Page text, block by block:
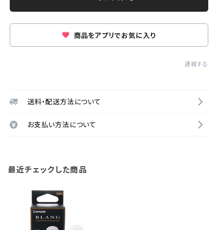
商品をアプリでお気に入り
通報する
送料・配送方法について
お支払い方法について
最近チェックした商品